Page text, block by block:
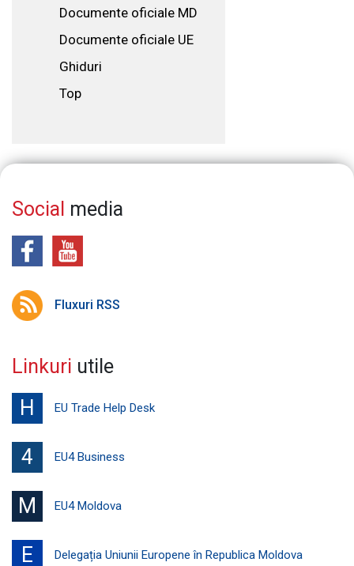
Documente oficiale MD
Documente oficiale UE
Ghiduri
Top
Social media
Fluxuri RSS
Linkuri utile
H EU Trade Help Desk
4 EU4 Business
M EU4 Moldova
E Delegația Uniunii Europene în Republica Moldova